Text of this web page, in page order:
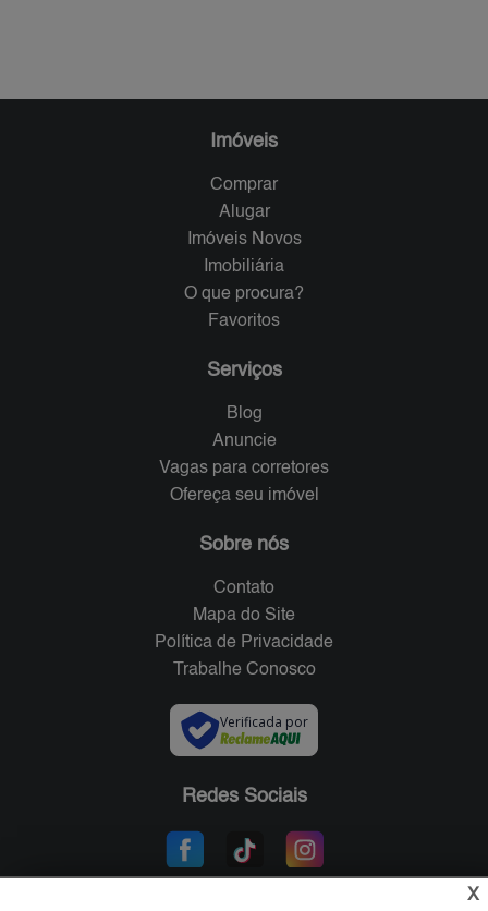
Imóveis
Comprar
Alugar
Imóveis Novos
Imobiliária
O que procura?
Favoritos
Serviços
Blog
Anuncie
Vagas para corretores
Ofereça seu imóvel
Sobre nós
Contato
Mapa do Site
Política de Privacidade
Trabalhe Conosco
Verificada por
Redes Sociais
X